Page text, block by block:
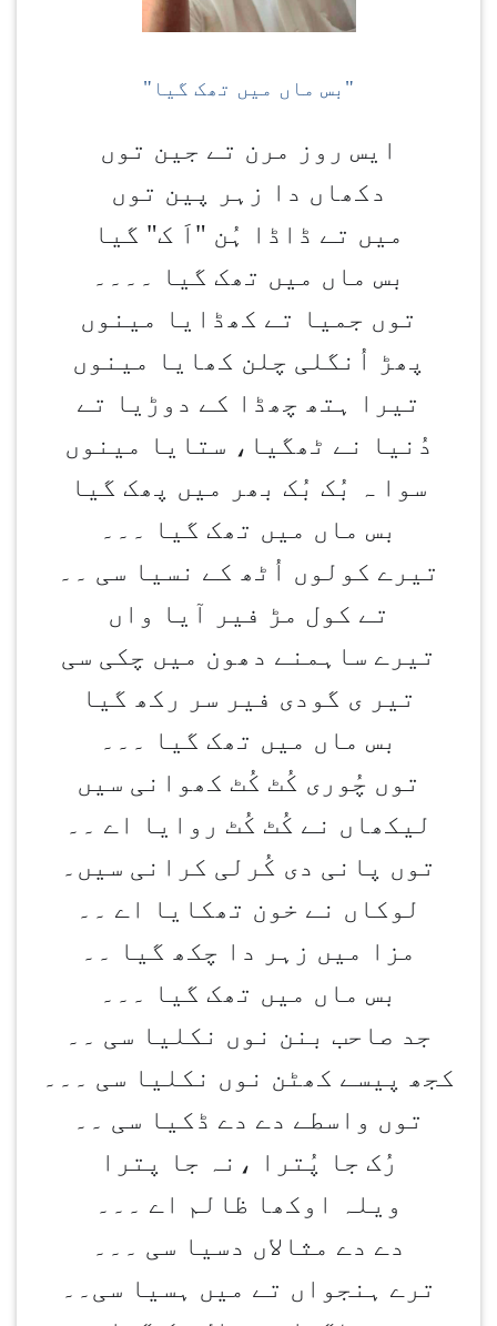
"بس ماں میں تھک گیا"
ایس روز مرن تے جین توں
دکھاں دا زہر پین توں
میں تے ڈاڈا ہُن "اَ ک" گیا
بس ماں میں تھک گیا ۔۔۔۔
توں جمیا تے کھڈایا مینوں
پھڑ اُنگلی چلن کھایا مینوں
تیرا ہتھ چھڈا کے دوڑیا تے
دُنیا نے ٹھگیا، ستایا مینوں
سوا ہ بُک بُک بھر میں پھک گیا
بس ماں میں تھک گیا ۔۔۔
تیرے کولوں اُٹھ کے نسیا سی ۔۔
تے کول مڑ فیر آیا واں
تیرے ساہمنے دھون میں چکی سی
تیر ی گودی فیر سر رکھ گیا
بس ماں میں تھک گیا ۔۔۔
توں چُوری کُٹ کُٹ کھوانی سیں
لیکھاں نے کُٹ کُٹ روایا اے ۔۔
توں پانی دی کُرلی کرانی سیں۔
لوکاں نے خون تھکایا اے ۔۔
مزا میں زہر دا چکھ گیا ۔۔
بس ماں میں تھک گیا ۔۔۔
جد صاحب بنن نوں نکلیا سی ۔۔
کجھ پیسے کھٹن نوں نکلیا سی ۔۔۔
توں واسطے دے دے ڈکیا سی ۔۔
رُک جا پُترا ،نہ جا پترا
ویلہ اوکھا ظالم اے ۔۔۔
دے دے مثالاں دسیا سی ۔۔۔
ترے ہنجواں تے میں ہسیا سی۔۔